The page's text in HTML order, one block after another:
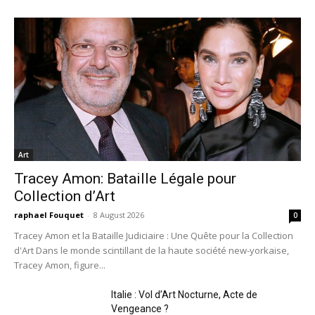
Art
Tracey Amon: Bataille Légale pour
Collection d’Art
raphael Fouquet - 8 August 2026 0
Tracey Amon et la Bataille Judiciaire : Une Quête pour la Collection
d'Art Dans le monde scintillant de la haute société new-yorkaise,
Tracey Amon, figure...
Italie : Vol d’Art Nocturne, Acte de
Vengeance ?